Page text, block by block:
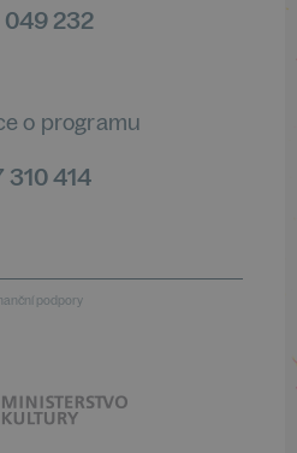
049 232
o programu
310 414
podpory